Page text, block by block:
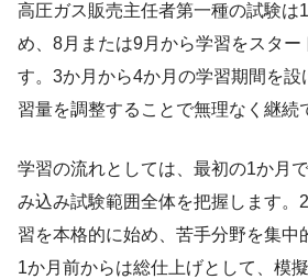
高圧ガス販売主任者第一種の試験は
め、8月または9月から学習をスター
す。3か月から4か月の学習期間を設
習量を調整することで無理なく継続
学習の流れとしては、最初の1か月
み込み試験範囲全体を把握します。
習を本格的に始め、苦手分野を集中
1か月前からは総仕上げとして、模